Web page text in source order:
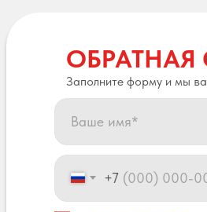
ОБРАТНАЯ
Заполните форму и мы
+7